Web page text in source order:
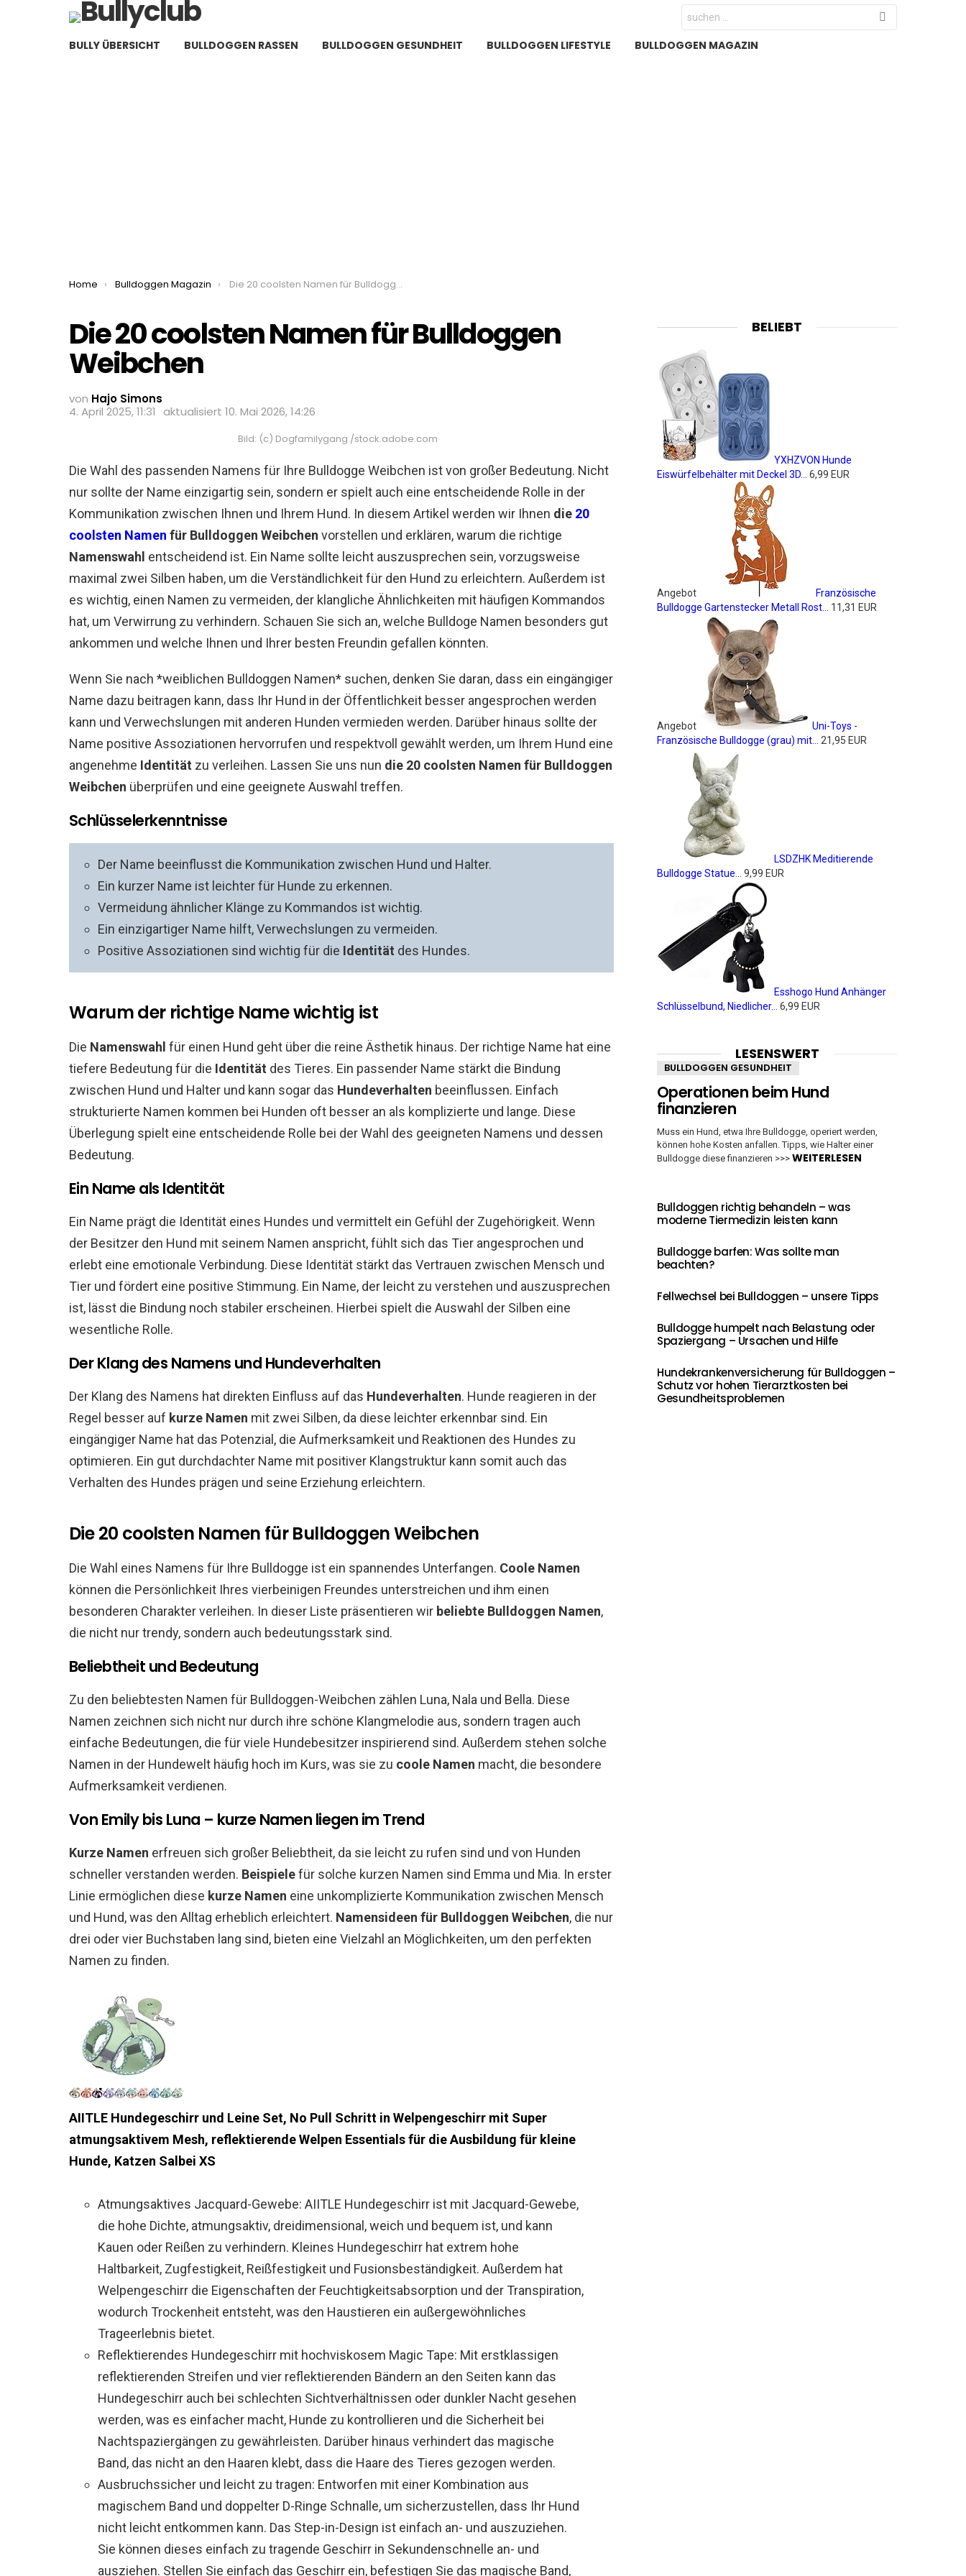
Search
for:
BULLY ÜBERSICHT BULLDOGGEN RASSEN BULLDOGGEN GESUNDHEIT BULLDOGGEN LIFESTYLE BULLDOGGEN MAGAZIN
You are here:
Home Bulldoggen Magazin Die 20 coolsten Namen für Bulldoggen Weibchen
Die 20 coolsten Namen für Bulldoggen
Weibchen
von Hajo Simons
4. April 2025, 11:31
aktualisiert 10. Mai 2026, 14:26
Bild: (c) Dogfamilygang /stock.adobe.com
Die Wahl des passenden Namens für Ihre Bulldogge Weibchen ist von großer Bedeutung. Nicht
nur sollte der Name einzigartig sein, sondern er spielt auch eine entscheidende Rolle in der
Kommunikation zwischen Ihnen und Ihrem Hund. In diesem Artikel werden wir Ihnen die 20
coolsten Namen für Bulldoggen Weibchen vorstellen und erklären, warum die richtige
Namenswahl entscheidend ist. Ein Name sollte leicht auszusprechen sein, vorzugsweise
maximal zwei Silben haben, um die Verständlichkeit für den Hund zu erleichtern. Außerdem ist
es wichtig, einen Namen zu vermeiden, der klangliche Ähnlichkeiten mit häufigen Kommandos
hat, um Verwirrung zu verhindern. Schauen Sie sich an, welche Bulldoge Namen besonders gut
ankommen und welche Ihnen und Ihrer besten Freundin gefallen könnten.
Wenn Sie nach *weiblichen Bulldoggen Namen* suchen, denken Sie daran, dass ein eingängiger
Name dazu beitragen kann, dass Ihr Hund in der Öffentlichkeit besser angesprochen werden
kann und Verwechslungen mit anderen Hunden vermieden werden. Darüber hinaus sollte der
Name positive Assoziationen hervorrufen und respektvoll gewählt werden, um Ihrem Hund eine
angenehme Identität zu verleihen. Lassen Sie uns nun die 20 coolsten Namen für Bulldoggen
Weibchen überprüfen und eine geeignete Auswahl treffen.
Schlüsselerkenntnisse
Der Name beeinflusst die Kommunikation zwischen Hund und Halter.
Ein kurzer Name ist leichter für Hunde zu erkennen.
Vermeidung ähnlicher Klänge zu Kommandos ist wichtig.
Ein einzigartiger Name hilft, Verwechslungen zu vermeiden.
Positive Assoziationen sind wichtig für die Identität des Hundes.
Warum der richtige Name wichtig ist
Die Namenswahl für einen Hund geht über die reine Ästhetik hinaus. Der richtige Name hat eine
tiefere Bedeutung für die Identität des Tieres. Ein passender Name stärkt die Bindung
zwischen Hund und Halter und kann sogar das Hundeverhalten beeinflussen. Einfach
strukturierte Namen kommen bei Hunden oft besser an als komplizierte und lange. Diese
Überlegung spielt eine entscheidende Rolle bei der Wahl des geeigneten Namens und dessen
Bedeutung.
Ein Name als Identität
Ein Name prägt die Identität eines Hundes und vermittelt ein Gefühl der Zugehörigkeit. Wenn
der Besitzer den Hund mit seinem Namen anspricht, fühlt sich das Tier angesprochen und
erlebt eine emotionale Verbindung. Diese Identität stärkt das Vertrauen zwischen Mensch und
Tier und fördert eine positive Stimmung. Ein Name, der leicht zu verstehen und auszusprechen
ist, lässt die Bindung noch stabiler erscheinen. Hierbei spielt die Auswahl der Silben eine
wesentliche Rolle.
Der Klang des Namens und Hundeverhalten
Der Klang des Namens hat direkten Einfluss auf das Hundeverhalten. Hunde reagieren in der
Regel besser auf kurze Namen mit zwei Silben, da diese leichter erkennbar sind. Ein
eingängiger Name hat das Potenzial, die Aufmerksamkeit und Reaktionen des Hundes zu
optimieren. Ein gut durchdachter Name mit positiver Klangstruktur kann somit auch das
Verhalten des Hundes prägen und seine Erziehung erleichtern.
Die 20 coolsten Namen für Bulldoggen Weibchen
Die Wahl eines Namens für Ihre Bulldogge ist ein spannendes Unterfangen. Coole Namen
können die Persönlichkeit Ihres vierbeinigen Freundes unterstreichen und ihm einen
besonderen Charakter verleihen. In dieser Liste präsentieren wir beliebte Bulldoggen Namen,
die nicht nur trendy, sondern auch bedeutungsstark sind.
Beliebtheit und Bedeutung
Zu den beliebtesten Namen für Bulldoggen-Weibchen zählen Luna, Nala und Bella. Diese
Namen zeichnen sich nicht nur durch ihre schöne Klangmelodie aus, sondern tragen auch
einfache Bedeutungen, die für viele Hundebesitzer inspirierend sind. Außerdem stehen solche
Namen in der Hundewelt häufig hoch im Kurs, was sie zu coole Namen macht, die besondere
Aufmerksamkeit verdienen.
Von Emily bis Luna – kurze Namen liegen im Trend
Kurze Namen erfreuen sich großer Beliebtheit, da sie leicht zu rufen sind und von Hunden
schneller verstanden werden. Beispielefür solche kurzen Namen sind Emma und Mia. In erster
Linie ermöglichen diese kurze Namen eine unkomplizierte Kommunikation zwischen Mensch
und Hund, was den Alltag erheblich erleichtert. Namensideen für Bulldoggen Weibchen, die nur
drei oder vier Buchstaben lang sind, bieten eine Vielzahl an Möglichkeiten, um den perfekten
Namen zu finden.
AIITLE Hundegeschirr und Leine Set, No Pull Schritt in Welpengeschirr mit Super
atmungsaktivem Mesh, reflektierende Welpen Essentials für die Ausbildung für kleine
Hunde, Katzen Salbei XS
Atmungsaktives Jacquard-Gewebe: AIITLE Hundegeschirr ist mit Jacquard-Gewebe,
die hohe Dichte, atmungsaktiv, dreidimensional, weich und bequem ist, und kann
Kauen oder Reißen zu verhindern. Kleines Hundegeschirr hat extrem hohe
Haltbarkeit, Zugfestigkeit, Reißfestigkeit und Fusionsbeständigkeit. Außerdem hat
Welpengeschirr die Eigenschaften der Feuchtigkeitsabsorption und der Transpiration,
wodurch Trockenheit entsteht, was den Haustieren ein außergewöhnliches
Trageerlebnis bietet.
Reflektierendes Hundegeschirr mit hochviskosem Magic Tape: Mit erstklassigen
reflektierenden Streifen und vier reflektierenden Bändern an den Seiten kann das
Hundegeschirr auch bei schlechten Sichtverhältnissen oder dunkler Nacht gesehen
werden, was es einfacher macht, Hunde zu kontrollieren und die Sicherheit bei
Nachtspaziergängen zu gewährleisten. Darüber hinaus verhindert das magische
Band, das nicht an den Haaren klebt, dass die Haare des Tieres gezogen werden.
Ausbruchssicher und leicht zu tragen: Entworfen mit einer Kombination aus
magischem Band und doppelter D-Ringe Schnalle, um sicherzustellen, dass Ihr Hund
nicht leicht entkommen kann. Das Step-in-Design ist einfach an- und auszuziehen.
Sie können dieses einfach zu tragende Geschirr in Sekundenschnelle an- und
ausziehen. Stellen Sie einfach das Geschirr ein, befestigen Sie das magische Band,
BELIEBT
YXHZVON Hunde
Eiswürfelbehälter mit Deckel 3D...
6,99 EUR
Angebot
Französische
Bulldogge Gartenstecker Metall Rost...
11,31 EUR
Angebot
Uni-Toys -
Französische Bulldogge (grau) mit...
21,95 EUR
LSDZHK Meditierende
Bulldogge Statue...
9,99 EUR
Esshogo Hund Anhänger
Schlüsselbund, Niedlicher...
6,99 EUR
LESENSWERT
BULLDOGGEN GESUNDHEIT
Operationen beim Hund
finanzieren
Muss ein Hund, etwa Ihre Bulldogge, operiert werden,
können hohe Kosten anfallen. Tipps, wie Halter einer
Bulldogge diese finanzieren >>> WEITERLESEN
Bulldoggen richtig behandeln – was
moderne Tiermedizin leisten kann
Bulldogge barfen: Was sollte man
beachten?
Fellwechsel bei Bulldoggen – unsere Tipps
Bulldogge humpelt nach Belastung oder
Spaziergang – Ursachen und Hilfe
Hundekrankenversicherung für Bulldoggen –
Schutz vor hohen Tierarztkosten bei
Gesundheitsproblemen